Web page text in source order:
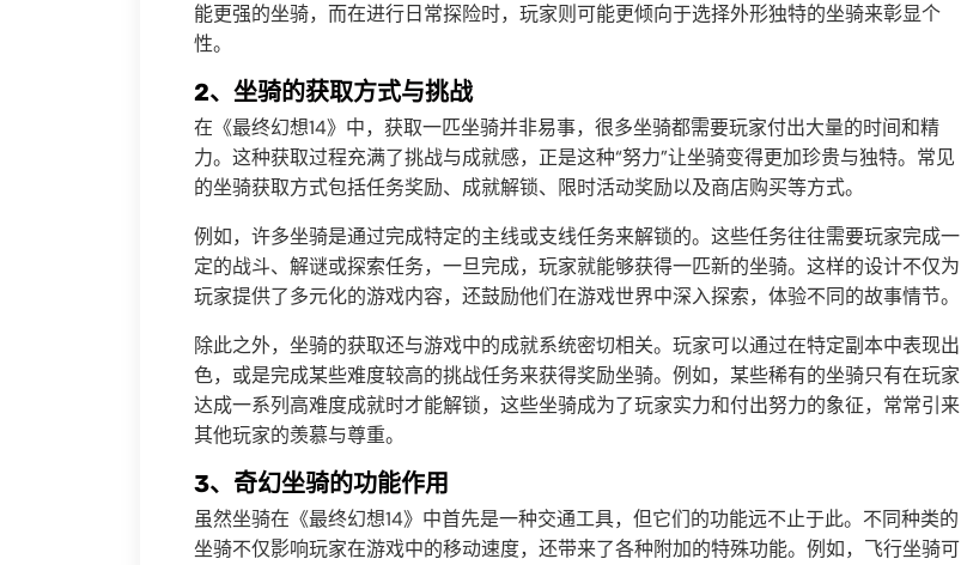
能更强的坐骑，而在进行日常探险时，玩家则可能更倾向于选择外形独特的坐骑来彰显个
性。
2、坐骑的获取方式与挑战
在《最终幻想14》中，获取一匹坐骑并非易事，很多坐骑都需要玩家付出大量的时间和精
力。这种获取过程充满了挑战与成就感，正是这种“努力”让坐骑变得更加珍贵与独特。常见
的坐骑获取方式包括任务奖励、成就解锁、限时活动奖励以及商店购买等方式。
例如，许多坐骑是通过完成特定的主线或支线任务来解锁的。这些任务往往需要玩家完成一
定的战斗、解谜或探索任务，一旦完成，玩家就能够获得一匹新的坐骑。这样的设计不仅为
玩家提供了多元化的游戏内容，还鼓励他们在游戏世界中深入探索，体验不同的故事情节。
除此之外，坐骑的获取还与游戏中的成就系统密切相关。玩家可以通过在特定副本中表现出
色，或是完成某些难度较高的挑战任务来获得奖励坐骑。例如，某些稀有的坐骑只有在玩家
达成一系列高难度成就时才能解锁，这些坐骑成为了玩家实力和付出努力的象征，常常引来
其他玩家的羡慕与尊重。
3、奇幻坐骑的功能作用
虽然坐骑在《最终幻想14》中首先是一种交通工具，但它们的功能远不止于此。不同种类的
坐骑不仅影响玩家在游戏中的移动速度，还带来了各种附加的特殊功能。例如，飞行坐骑可